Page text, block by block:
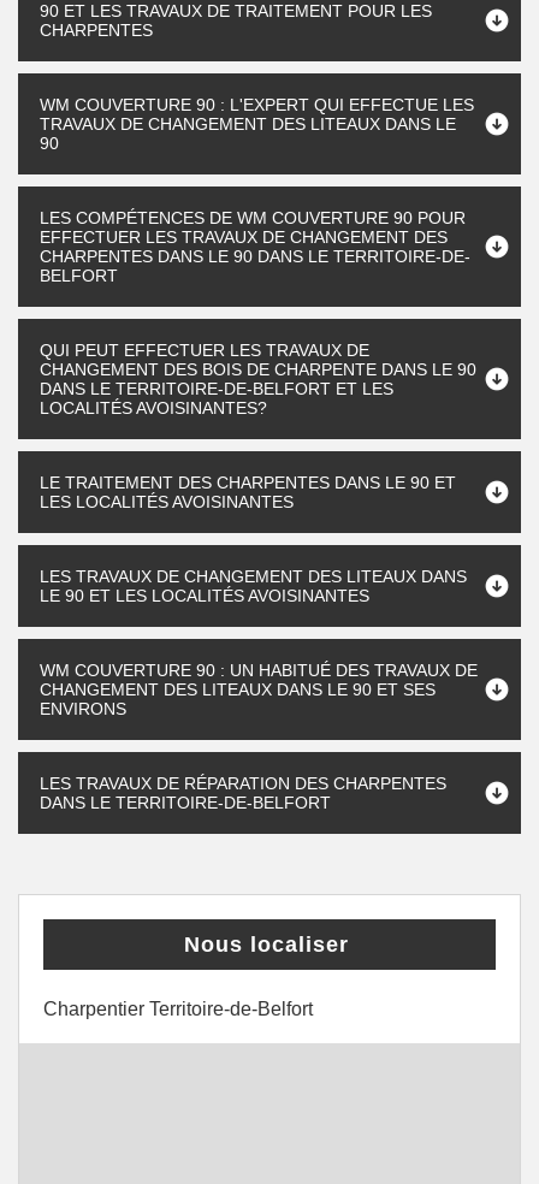
90 ET LES TRAVAUX DE TRAITEMENT POUR LES
CHARPENTES
WM COUVERTURE 90 : L'EXPERT QUI EFFECTUE LES
TRAVAUX DE CHANGEMENT DES LITEAUX DANS LE
90
LES COMPÉTENCES DE WM COUVERTURE 90 POUR
EFFECTUER LES TRAVAUX DE CHANGEMENT DES
CHARPENTES DANS LE 90 DANS LE TERRITOIRE-DE-
BELFORT
QUI PEUT EFFECTUER LES TRAVAUX DE
CHANGEMENT DES BOIS DE CHARPENTE DANS LE 90
DANS LE TERRITOIRE-DE-BELFORT ET LES
LOCALITÉS AVOISINANTES?
LE TRAITEMENT DES CHARPENTES DANS LE 90 ET
LES LOCALITÉS AVOISINANTES
LES TRAVAUX DE CHANGEMENT DES LITEAUX DANS
LE 90 ET LES LOCALITÉS AVOISINANTES
WM COUVERTURE 90 : UN HABITUÉ DES TRAVAUX DE
CHANGEMENT DES LITEAUX DANS LE 90 ET SES
ENVIRONS
LES TRAVAUX DE RÉPARATION DES CHARPENTES
DANS LE TERRITOIRE-DE-BELFORT
Nous localiser
Charpentier Territoire-de-Belfort